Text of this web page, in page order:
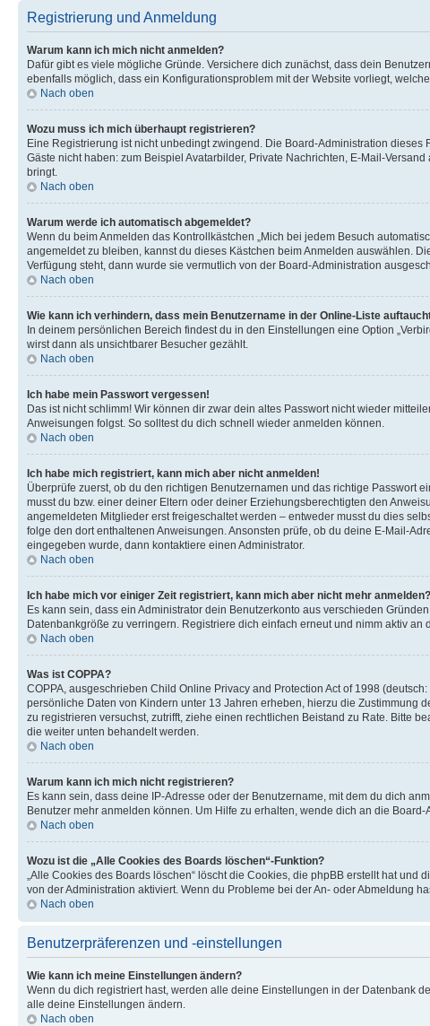
Registrierung und Anmeldung
Warum kann ich mich nicht anmelden?
Dafür gibt es viele mögliche Gründe. Versichere dich zunächst, dass dein
ebenfalls möglich, dass ein Konfigurationsproblem mit der Website vorliegt,
Nach oben
Wozu muss ich mich überhaupt registrieren?
Eine Registrierung ist nicht unbedingt zwingend. Die Board-Administration
Gäste nicht haben: zum Beispiel Avatarbilder, Private Nachrichten, E-Mail-
bringt.
Nach oben
Warum werde ich automatisch abgemeldet?
Wenn du beim Anmelden das Kontrollkästchen „Mich bei jedem Besuch
angemeldet zu bleiben, kannst du dieses Kästchen beim Anmelden auswählen.
Verfügung steht, dann wurde sie vermutlich von der Board-Administration
Nach oben
Wie kann ich verhindern, dass mein Benutzername in der Online-Liste
In deinem persönlichen Bereich findest du in den Einstellungen eine Option
wirst dann als unsichtbarer Besucher gezählt.
Nach oben
Ich habe mein Passwort vergessen!
Das ist nicht schlimm! Wir können dir zwar dein altes Passwort nicht wieder
Anweisungen folgst. So solltest du dich schnell wieder anmelden können.
Nach oben
Ich habe mich registriert, kann mich aber nicht anmelden!
Überprüfe zuerst, ob du den richtigen Benutzernamen und das richtige Passwort
musst du bzw. einer deiner Eltern oder deiner Erziehungsberechtigten den
angemeldeten Mitglieder erst freigeschaltet werden – entweder musst du dies
folge den dort enthaltenen Anweisungen. Ansonsten prüfe, ob du deine E-Mail-
eingegeben wurde, dann kontaktiere einen Administrator.
Nach oben
Ich habe mich vor einiger Zeit registriert, kann mich aber nicht mehr
Es kann sein, dass ein Administrator dein Benutzerkonto aus verschieden
Datenbankgröße zu verringern. Registriere dich einfach erneut und nimm aktiv an
Nach oben
Was ist COPPA?
COPPA, ausgeschrieben Child Online Privacy and Protection Act of 1998
persönliche Daten von Kindern unter 13 Jahren erheben, hierzu die Zustimmung
zu registrieren versuchst, zutrifft, ziehe einen rechtlichen Beistand zu Rate. Bitte
die weiter unten behandelt werden.
Nach oben
Warum kann ich mich nicht registrieren?
Es kann sein, dass deine IP-Adresse oder der Benutzername, mit dem du dich
Benutzer mehr anmelden können. Um Hilfe zu erhalten, wende dich an die Board-
Nach oben
Wozu ist die „Alle Cookies des Boards löschen“-Funktion?
„Alle Cookies des Boards löschen“ löscht die Cookies, die phpBB erstellt hat
von der Administration aktiviert. Wenn du Probleme bei der An- oder Abmeldung
Nach oben
Benutzerpräferenzen und -einstellungen
Wie kann ich meine Einstellungen ändern?
Wenn du dich registriert hast, werden alle deine Einstellungen in der Datenbank
alle deine Einstellungen ändern.
Nach oben